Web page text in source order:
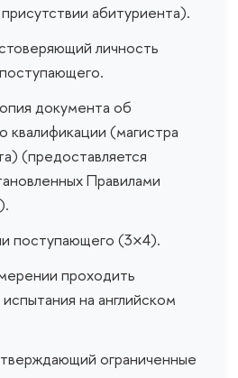
абитуриента).
личность
документа об
квалификации (магистра
(предоставляется
Правилами
поступающего (3×4).
проходить
на английском
ограниченные